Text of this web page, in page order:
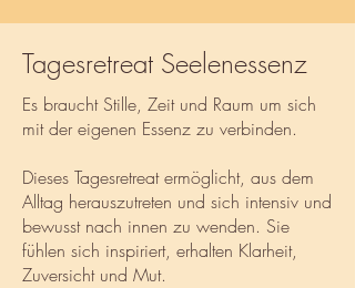
Tagesretreat Seelenessenz
Es braucht Stille, Zeit und Raum um sich
mit der eigenen Essenz zu verbinden.
Dieses Tagesretreat ermöglicht, aus dem
Alltag herauszutreten und sich intensiv und
bewusst nach innen zu wenden. Sie
fühlen sich inspiriert, erhalten Klarheit,
Zuversicht und Mut.